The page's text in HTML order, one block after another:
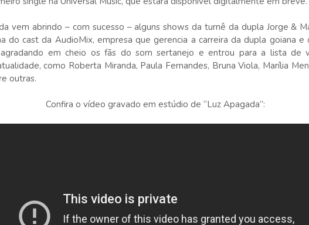
vem abrindo – com sucesso – alguns shows da turnê da dupla Jorge &
do cast da AudioMix, empresa que gerencia a carreira da dupla goiana e
em cheio os fãs do som sertanejo e entrou para a lista de
como Roberta Miranda, Paula Fernandes, Bruna Viola, Marília
outras.
Confira o vídeo gravado em estúdio de “Luz Apagada”: